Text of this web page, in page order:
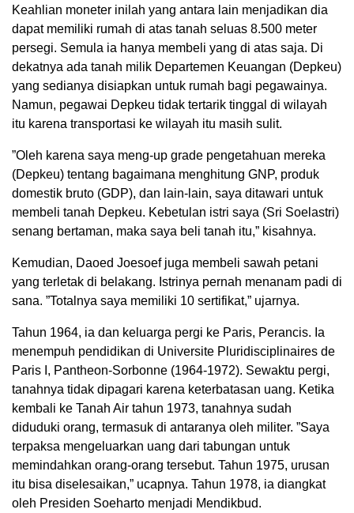
Keahlian moneter inilah yang antara lain menjadikan dia
dapat memiliki rumah di atas tanah seluas 8.500 meter
persegi. Semula ia hanya membeli yang di atas saja. Di
dekatnya ada tanah milik Departemen Keuangan (Depkeu)
yang sedianya disiapkan untuk rumah bagi pegawainya.
Namun, pegawai Depkeu tidak tertarik tinggal di wilayah
itu karena transportasi ke wilayah itu masih sulit.
”Oleh karena saya meng-up grade pengetahuan mereka
(Depkeu) tentang bagaimana menghitung GNP, produk
domestik bruto (GDP), dan lain-lain, saya ditawari untuk
membeli tanah Depkeu. Kebetulan istri saya (Sri Soelastri)
senang bertaman, maka saya beli tanah itu,” kisahnya.
Kemudian, Daoed Joesoef juga membeli sawah petani
yang terletak di belakang. Istrinya pernah menanam padi di
sana. ”Totalnya saya memiliki 10 sertifikat,” ujarnya.
Tahun 1964, ia dan keluarga pergi ke Paris, Perancis. Ia
menempuh pendidikan di Universite Pluridisciplinaires de
Paris I, Pantheon-Sorbonne (1964-1972). Sewaktu pergi,
tanahnya tidak dipagari karena keterbatasan uang. Ketika
kembali ke Tanah Air tahun 1973, tanahnya sudah
diduduki orang, termasuk di antaranya oleh militer. ”Saya
terpaksa mengeluarkan uang dari tabungan untuk
memindahkan orang-orang tersebut. Tahun 1975, urusan
itu bisa diselesaikan,” ucapnya. Tahun 1978, ia diangkat
oleh Presiden Soeharto menjadi Mendikbud.